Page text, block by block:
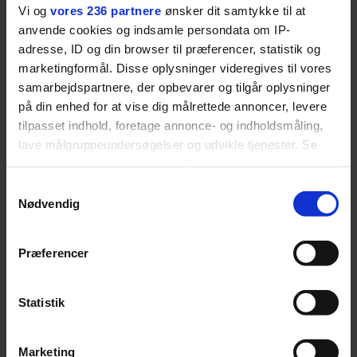
Vi og vores 236 partnere ønsker dit samtykke til at
anvende cookies og indsamle persondata om IP-
adresse, ID og din browser til præferencer, statistik og
marketingformål. Disse oplysninger videregives til vores
samarbejdspartnere, der opbevarer og tilgår oplysninger
på din enhed for at vise dig målrettede annoncer, levere
tilpasset indhold, foretage annonce- og indholdsmåling,
lave målgruppeundersøgelser og udvikle tjenester. Se
tilbage eller ændre indstillinger fra vores
"Cookiedeklaration", eller ved at trykke på "Privacy
Nødvendig
Præferencer
Statistik
Marketing
fortællerens plads i et portræt om
arv, angst, familieliv, frygten for
at miste stemmen og den
livsglæde, han nægter at give slip
på.
LIVSSTIL
SPONSORERET INDHOLD
BOSS’ nye tennis-kollektion er relevant langt ud over
Fra BOSS OPEN i Stuttgart til det kommende partnerskab
krydsfeltet mellem tennis, performance og moderne
livsstil.